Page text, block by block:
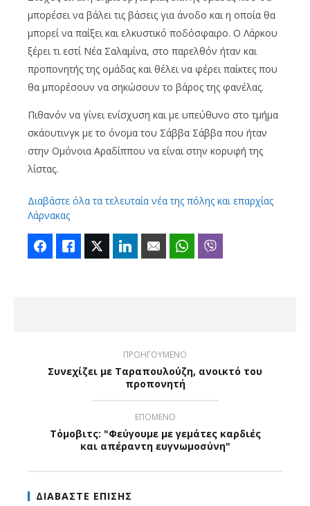
μπορέσει να βάλει τις βάσεις για άνοδο και η οποία θα
μπορεί να παίξει και ελκυστικό ποδόσφαιρο. Ο Λάρκου
ξέρει τι εστί Νέα Σαλαμίνα, στο παρελθόν ήταν και
προπονητής της ομάδας και θέλει να φέρει παίκτες που
θα μπορέσουν να σηκώσουν το βάρος της φανέλας.
Πιθανόν να γίνει ενίσχυση και με υπεύθυνο στο τμήμα
σκάουτινγκ με το όνομα του Σάββα Σάββα που ήταν
στην Ομόνοια Αραδίππου να είναι στην κορυφή της
λίστας.
Διαβάστε όλα τα τελευταία νέα της πόλης και επαρχίας
Λάρνακας
FacebookLike Twitter LinkedIn Email WhatsApp
ΠΡΟΗΓΟΥΜΕΝΟ
Συνεχίζει με Ταραπουλούζη, ανοικτό του
προπονητή
ΕΠΟΜΕΝΟ
Τόμοβιτς: "Φεύγουμε με γεμάτες καρδιές
και απέραντη ευγνωμοσύνη"
ΔΙΑΒΑΣΤΕ ΕΠΙΣΗΣ